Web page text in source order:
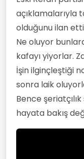
açıklamalarıyla
olduğunu ilan
Ne oluyor
kafayı yiyorlar.
İşin ilginçleştiği
sonra laik
Bence
hayata bakış